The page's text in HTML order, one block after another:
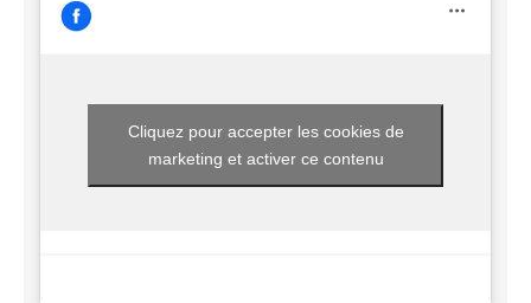
Cliquez pour accepter les cookies de
marketing et activer ce contenu